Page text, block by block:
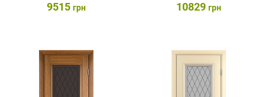
9515 грн 10829 грн